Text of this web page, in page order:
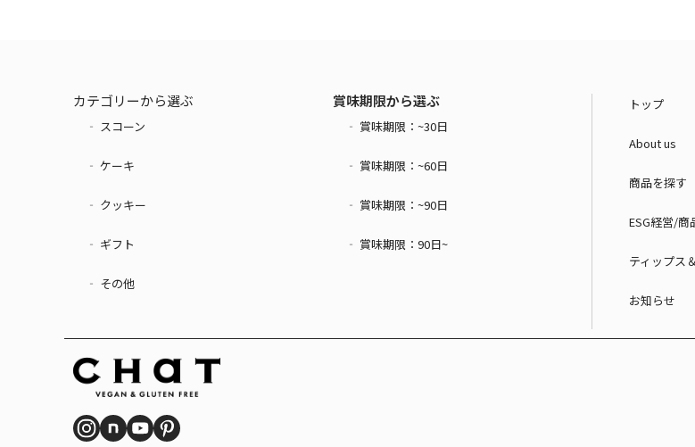
カテゴリーから選ぶ
‐ スコーン
‐ ケーキ
‐ クッキー
‐ ギフト
‐ その他
賞味期限から選ぶ
‐ 賞味期限：~30日
‐ 賞味期限：~60日
‐ 賞味期限：~90日
‐ 賞味期限：90日~
トップ
About us
商品を探す
ESG経営/商
ティップス
お知らせ